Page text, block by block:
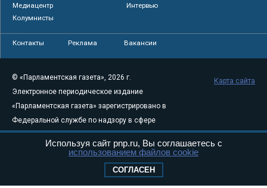
Медиацентр
Интервью
Колумнисты
Контакты Реклама Вакансии
© «Парламентская газета», 2026 г.
Электронное периодическое издание
«Парламентская газета» зарегистрировано в
Федеральной службе по надзору в сфере
связи, информационных технологий и
массовых коммуникаций (Роскомнадзор) 05
Свидетельство о регистрации Эл № ФС77-
Карта сайта
Используя сайт pnp.ru, Вы соглашаетесь с
использованием файлов cookie
СОГЛАСЕН